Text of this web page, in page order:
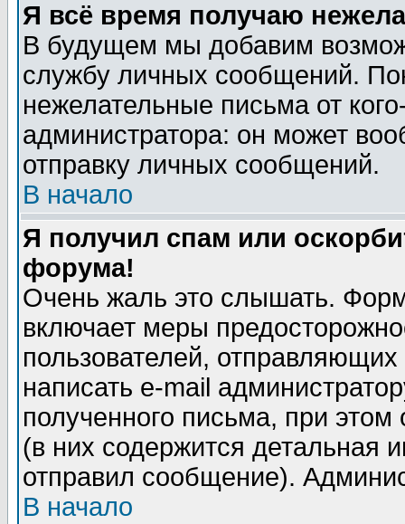
Я всё время получаю
В будущем мы добавим
службу личных сообщений.
нежелательные письма от
администратора: он может
отправку личных сообщений.
В начало
Я получил спам или
форума!
Очень жаль это слышать.
включает меры
пользователей,
написать e-mail
полученного письма, при этом
(в них содержится детальная
отправил сообщение).
В начало